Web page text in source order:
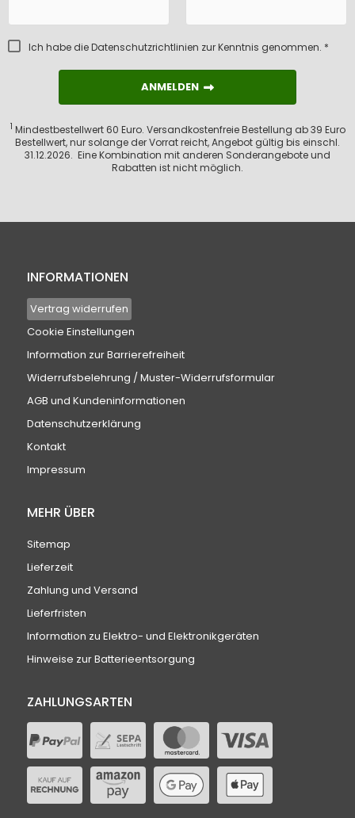
Ich habe dieDatenschutzrichtlinien zur Kenntnis genommen. *
ANMELDEN
ANMELDEN
1 Mindestbestellwert 60 Euro. Versandkostenfreie Bestellung ab 39 Euro
Bestellwert, nur solange der Vorrat reicht, Angebot gültig bis einschl.
31.12.2026. Eine Kombination mit anderen Sonderangebote und
Rabatten ist nicht möglich.
INFORMATIONEN
Vertrag widerrufen
Cookie Einstellungen
Information zur Barrierefreiheit
Widerrufsbelehrung / Muster-Widerrufsformular
AGB und Kundeninformationen
Datenschutzerklärung
Kontakt
Impressum
MEHR ÜBER
Sitemap
Lieferzeit
Zahlung und Versand
Lieferfristen
Information zu Elektro- und Elektronikgeräten
Hinweise zur Batterieentsorgung
ZAHLUNGSARTEN